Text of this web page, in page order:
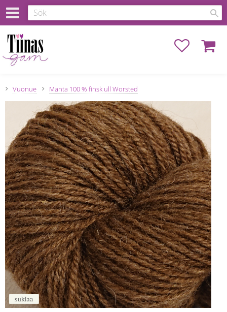
Favoriter
Vuonue Manta 100 % finsk ull Worsted